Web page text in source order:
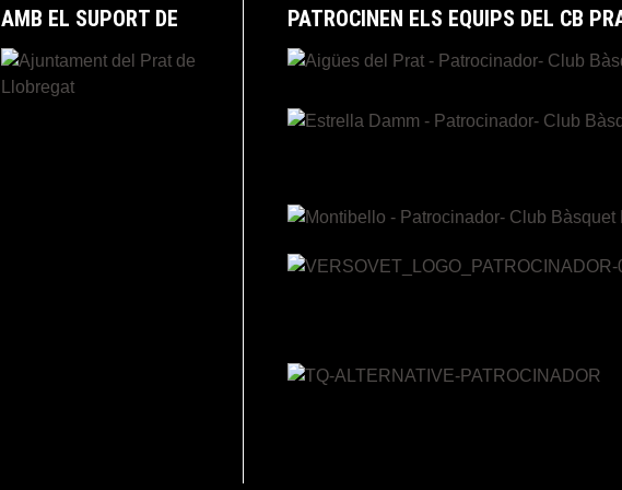
AMB EL SUPORT DE PATROCINEN ELS EQUIPS DEL CB